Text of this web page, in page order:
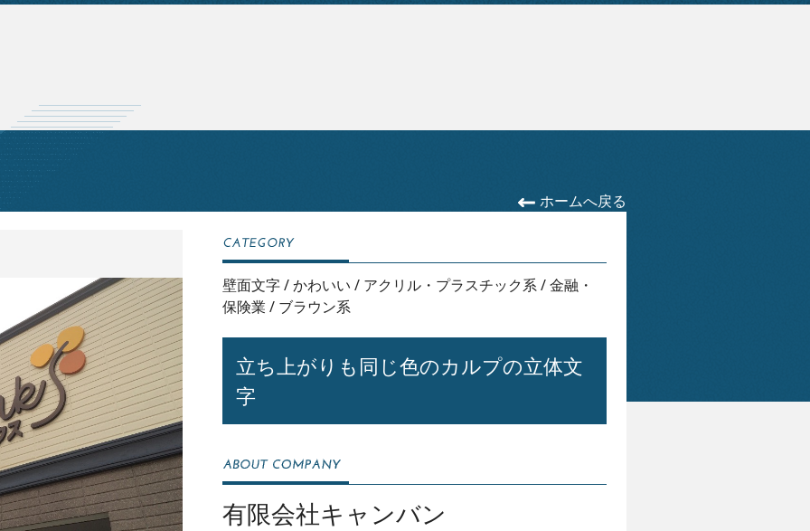
ホームへ戻る
壁面文字/かわいい / アクリル・プラスチック系/金融・
保険業 / ブラウン系
立ち上がりも同じ色のカルプの立体文
字
有限会社キャンバン